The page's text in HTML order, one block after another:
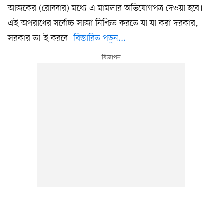
আজকের (রোববার) মধ্যে এ মামলার অভিযোগপত্র দেওয়া হবে।
এই অপরাধের সর্বোচ্চ সাজা নিশ্চিত করতে যা যা করা দরকার,
সরকার তা-ই করবে।বিস্তারিত পড়ুন...